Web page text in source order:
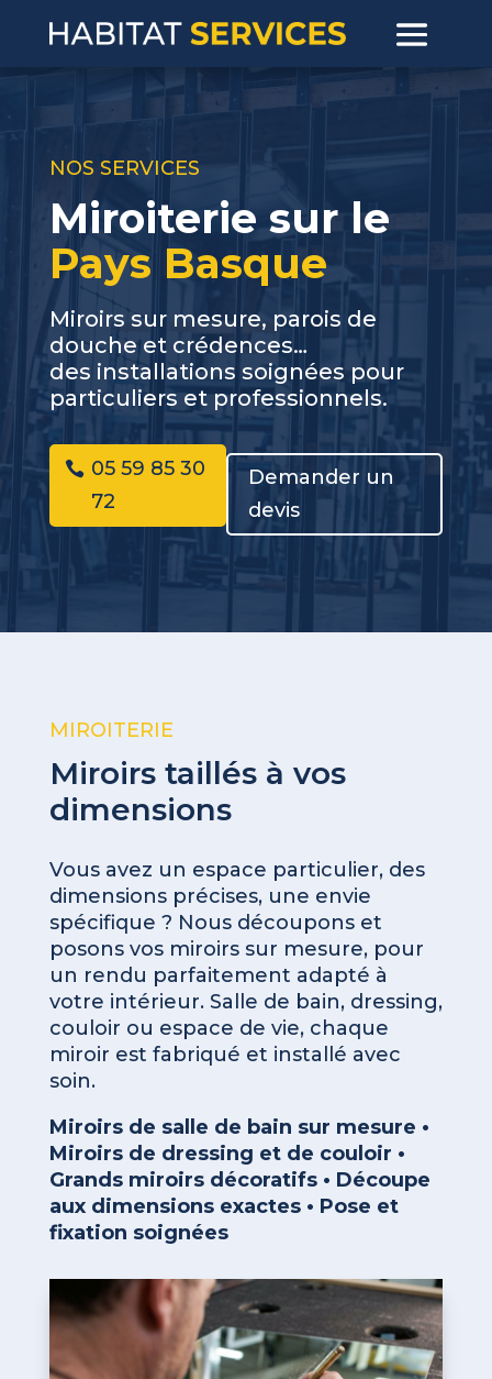
NOS SERVICES
Miroiterie sur le
Pays Basque
Miroirs sur mesure, parois de
douche et crédences…
des installations soignées pour
particuliers et professionnels.
05 59 85 30
72
Demander un
devis
MIROITERIE
Miroirs taillés à vos
dimensions
Vous avez un espace particulier, des
dimensions précises, une envie
spécifique ? Nous découpons et
posons vos miroirs sur mesure, pour
un rendu parfaitement adapté à
votre intérieur. Salle de bain, dressing,
couloir ou espace de vie, chaque
miroir est fabriqué et installé avec
soin.
Miroirs de salle de bain sur mesure •
Miroirs de dressing et de couloir •
Grands miroirs décoratifs • Découpe
aux dimensions exactes • Pose et
fixation soignées